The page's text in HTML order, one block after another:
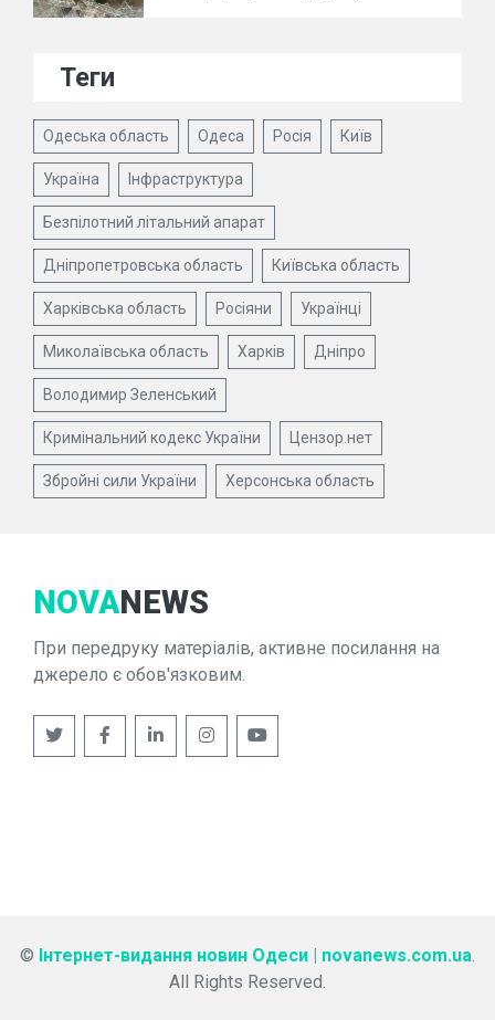
Теги
Одеська область Одеса Росія Київ
Україна Інфраструктура
Безпілотний літальний апарат
Дніпропетровська область Київська область
Харківська область Росіяни Українці
Миколаївська область Харків Дніпро
Володимир Зеленський
Кримінальний кодекс України Цензор.нет
Збройні сили України Херсонська область
NOVANEWS
При передруку матеріалів, активне посилання на
джерело є обов'язковим.
© Інтернет-видання новин Одеси | novanews.com.ua.
All Rights Reserved.